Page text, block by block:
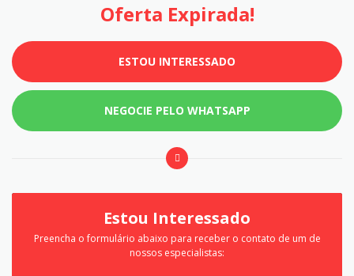
Oferta Expirada!
ESTOU INTERESSADO
NEGOCIE PELO WHATSAPP
Estou Interessado
Preencha o formulário abaixo para receber o contato de um de
nossos especialistas: